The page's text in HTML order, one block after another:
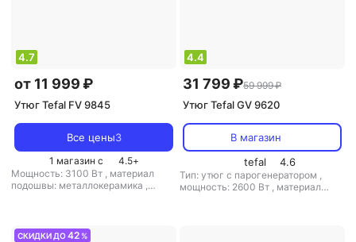
4.7
от 11 999 ₽
Утюг Tefal FV 9845
Все цены3
1 магазин с 4.5+
Мощность: 3100 Вт , материал
подошвы: металлокерамика ,
4.4
31 799 ₽59 999 ₽
Утюг Tefal GV 9620
В магазин
tefal
4.6
Тип: утюг с парогенератором ,
мощность: 2600 Вт , материал
СКИДКИ ДО42 %